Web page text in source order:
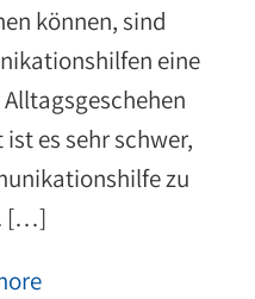
können, sind
eine
es sehr schwer,
zu
[…]